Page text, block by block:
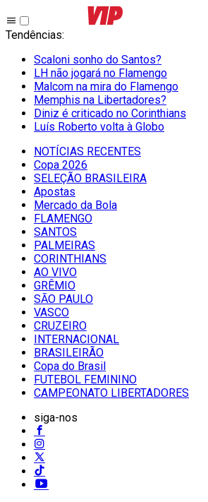
Tendências:
Scaloni sonho do Santos?
LH não jogará no Flamengo
Malcom na mira do Flamengo
Memphis na Libertadores?
Diniz é criticado no Corinthians
Luís Roberto volta à Globo
NOTÍCIAS RECENTES
Copa 2026
SELEÇÃO BRASILEIRA
Apostas
Mercado da Bola
FLAMENGO
SANTOS
PALMEIRAS
CORINTHIANS
AO VIVO
GRÊMIO
SĀO PAULO
VASCO
CRUZEIRO
INTERNACIONAL
BRASILEIRÃO
Copa do Brasil
FUTEBOL FEMININO
CAMPEONATO LIBERTADORES
siga-nos